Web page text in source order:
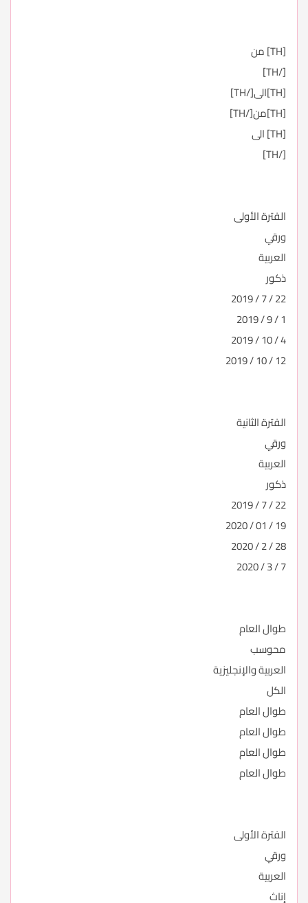
[TH] من
[/TH]
[TH]الى[/TH]
[TH]من[/TH]
[TH] الى
[/TH]
الفترة الأولى
ورقي
العربية
ذكور
22 / 7 / 2019
1 / 9 / 2019
4 / 10 / 2019
12 / 10 / 2019
الفترة الثانية
ورقي
العربية
ذكور
22 / 7 / 2019
19 / 01 / 2020
28 / 2 / 2020
7 / 3 / 2020
طوال العام
محوسب
العربية والإنجليزية
الكل
طوال العام
طوال العام
طوال العام
طوال العام
الفترة الأولى
ورقي
العربية
إناث